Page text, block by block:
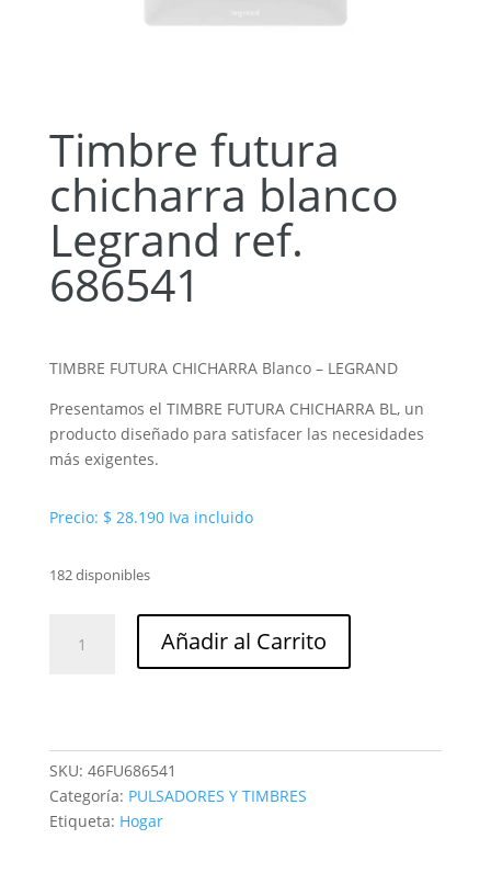
Timbre futura
chicharra blanco
Legrand ref.
686541
TIMBRE FUTURA CHICHARRA Blanco – LEGRAND
Presentamos el TIMBRE FUTURA CHICHARRA BL, un
producto diseñado para satisfacer las necesidades
más exigentes.
Precio: $ 28.190 Iva incluido
182 disponibles
futura
ref.
686541
cantidad
Añadir al Carrito
SKU: 46FU686541
Categoría: PULSADORES Y TIMBRES
Etiqueta: Hogar